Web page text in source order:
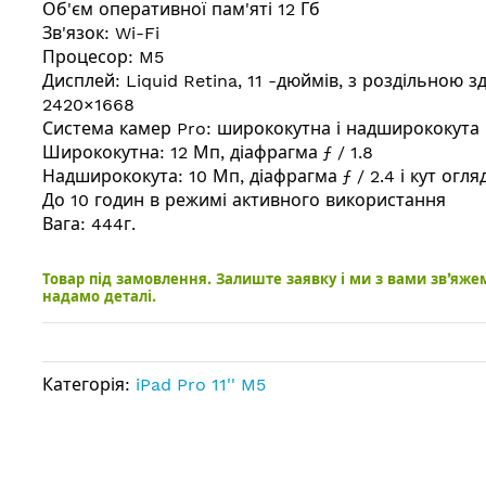
Об'єм оперативної пам'яті 12 Гб
Зв'язок: Wi-Fi
Процесор: M5
Дисплей: Liquid Retina, 11 -дюймів, з роздільною
2420×1668
Система камер Pro: ширококутна і надширококута
Ширококутна: 12 Мп, діафрагма ƒ / 1.8
Надширококута: 10 Мп, діафрагма ƒ / 2.4 і кут
До 10 годин в режимі активного використання
Вага: 444г.
Товар під замовлення. Залиште заявку і ми з вами
надамо деталі.
Категорія: iPad Pro 11'' M5